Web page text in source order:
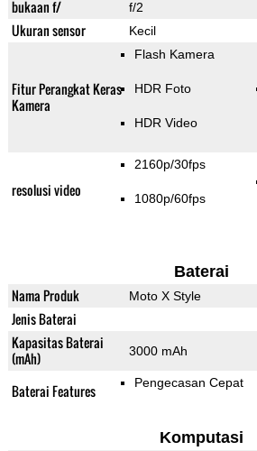
bukaan f/ f/2
Ukuran sensor Kecil
Fitur Perangkat Keras
Kamera
Flash Kamera
HDR Foto
HDR Video
resolusi video
2160p/30fps
1080p/60fps
Baterai
Nama Produk Moto X Style
Jenis Baterai
Kapasitas Baterai
(mAh)
3000 mAh
Baterai Features Pengecasan Cepat
Komputasi